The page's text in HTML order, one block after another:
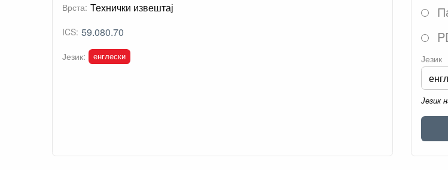
Врста: Технички извештај
ICS: 59.080.70
Језик: енглески Језик
Језик